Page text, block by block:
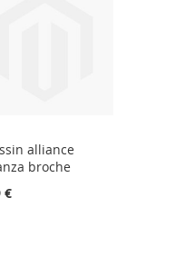
alliance
broche
€